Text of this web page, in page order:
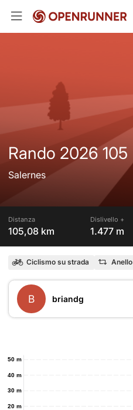
Rando 2026 105
Salernes
Distanza
105,08 km
Dislivello +
1.477 m
Ciclismo su strada Anello
B briandg
20 m
30 m
40 m
50 m